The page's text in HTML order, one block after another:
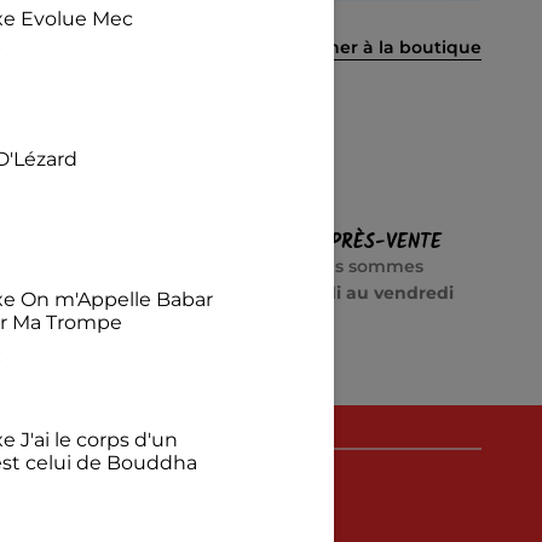
Retourner à la boutique
cryptage
SERVICE APRÈS-VENTE
Besoin d’aide ? Nous sommes
disponibles
du lundi au vendredi
?
illustrations…
Evolue Mec
On m'Appelle Babar
Ma Trompe
J'ai le corps d'un
celui de Bouddha